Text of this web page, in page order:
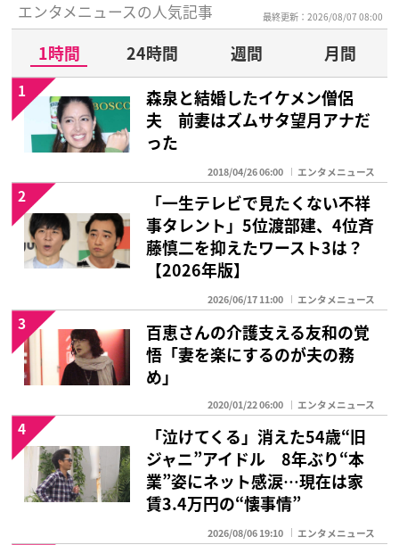
エンタメニュースの人気記事 最終更新：2026/08/07 08:00
1時間 24時間 週間
月間
森泉と結婚したイケメン僧侶
夫 前妻はズムサタ望月アナだ
った
2018/04/26 06:00 エンタメニュース
1
「一生テレビで見たくない不祥
事タレント」5位渡部建、4位斉
藤慎二を抑えたワースト3は？
【2026年版】
2026/06/17 11:00 エンタメニュース
2
百恵さんの介護支える友和の覚
悟「妻を楽にするのが夫の務
め」
2020/01/22 06:00 エンタメニュース
3
「泣けてくる」消えた54歳“旧
ジャニ”アイドル 8年ぶり“本
業”姿にネット感涙…現在は家
賃3.4万円の“懐事情”
2026/08/06 19:10 エンタメニュース
4